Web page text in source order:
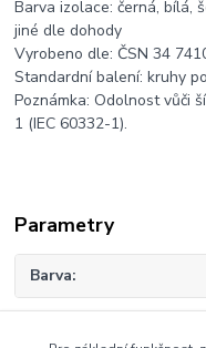
Barva izolace: černá, bílá,
jiné dle dohody
Vyrobeno dle: ČSN 34
Standardní balení: kruhy
Poznámka: Odolnost vůči
1 (IEC 60332-1).
Parametry
Barva